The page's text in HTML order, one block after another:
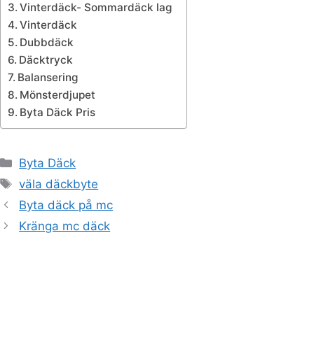
Vinterdäck- Sommardäck lag
Vinterdäck
Dubbdäck
Däcktryck
Balansering
Mönsterdjupet
Byta Däck Pris
Kategorier
Byta Däck
Etiketter
väla däckbyte
Byta däck på mc
Kränga mc däck